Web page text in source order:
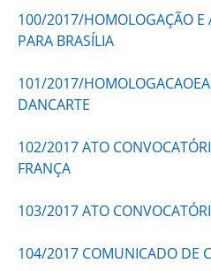
100/2017/HOMOLOGAÇÃO E
PARA BRASÍLIA
101/2017/
DANCARTE
102/2017 ATO
FRANÇA
103/2017 ATO
104/2017 COMUNICADO DE